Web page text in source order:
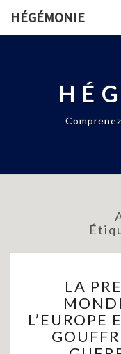
HÉGÉMONIE
LA
L’EUROPE